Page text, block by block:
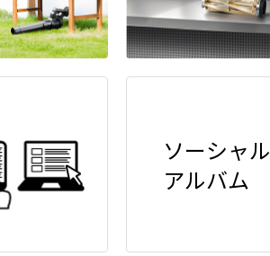
ソーシャル
アルバム